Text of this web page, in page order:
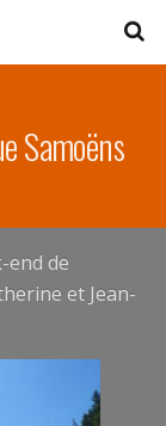
Samoëns
end de
et Jean-